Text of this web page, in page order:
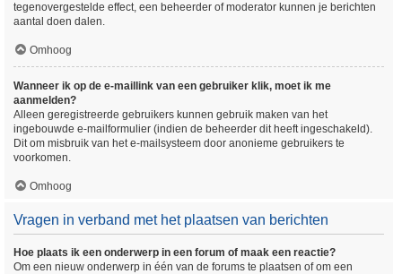
tegenovergestelde effect, een beheerder of moderator kunnen je berichten
aantal doen dalen.
Omhoog
Wanneer ik op de e-maillink van een gebruiker klik, moet ik me
aanmelden?
Alleen geregistreerde gebruikers kunnen gebruik maken van het
ingebouwde e-mailformulier (indien de beheerder dit heeft ingeschakeld).
Dit om misbruik van het e-mailsysteem door anonieme gebruikers te
voorkomen.
Omhoog
Vragen in verband met het plaatsen van berichten
Hoe plaats ik een onderwerp in een forum of maak een reactie?
Om een nieuw onderwerp in één van de forums te plaatsen of om een